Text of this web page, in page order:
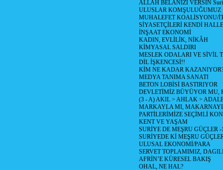
ALLAH BELANIZI VERSİN
ULUSLAR KOMŞULUĞUMUZ
MUHALEFET KOALİSYONU/
SİYASETÇİLERİ KENDİ
İNŞAAT EKONOMİ
KADIN, EVLİLİK, NİKÂH
KİMYASAL SALDIRI
MESLEK ODALARI VE SİVİL
DİL İŞKENCESİ!!
KİM NE KADAR
MEDYA TANIMA SANATI
BETON LOBİSİ BASTIRIYOR
DEVLETİMİZ BÜYÜYOR MU,
(3 - A) AKIL > AHLAK >
MARKAYLA MI,
PARTİLERİMİZE SEÇİMLİ
KENT VE YAŞAM
SURİYE DE MEŞRU GÜÇLER -
SURİYEDE Kİ MEŞRU
ULUSAL EKONOMİ/PARA
SERVET TOPLAMIMIZ,
AFRİN’E KÜRESEL BAKIŞ
OHAL, NE HAL?